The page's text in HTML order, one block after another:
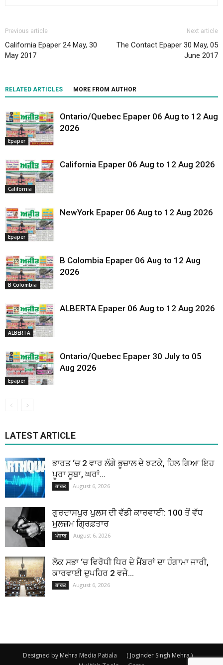
Previous article
California Epaper 24 May, 30
May 2017
Next article
The Contact Epaper 30 May, 05
June 2017
RELATED ARTICLES MORE FROM AUTHOR
Epaper
Ontario/Quebec Epaper 06 Aug to 12 Aug
2026
California
California Epaper 06 Aug to 12 Aug 2026
Epaper
NewYork Epaper 06 Aug to 12 Aug 2026
B Colombia
B Colombia Epaper 06 Aug to 12 Aug
2026
ALBERTA
ALBERTA Epaper 06 Aug to 12 Aug 2026
Epaper
Ontario/Quebec Epaper 30 July to 05
Aug 2026
LATEST ARTICLE
ਭਾਰਤ ‘ਚ 2 ਵਾਰ ਲੱਗੇ ਭੂਚਾਲ ਦੇ ਝਟਕੇ, ਹਿਲ ਗਿਆ ਇਹ
ਪੂਰਾ ਸੂਬਾ, ਘਰਾਂ...
ਭਾਰਤ August 6, 2026
ਗੁਰਦਾਸਪੁਰ ਪੁਲਸ ਦੀ ਵੱਡੀ ਕਾਰਵਾਈ: 100 ਤੋਂ ਵੱਧ
ਮੁਲਜ਼ਮ ਗ੍ਰਿਫ਼ਤਾਰ
ਪੰਜਾਬ August 6, 2026
ਲੋਕ ਸਭਾ ‘ਚ ਵਿਰੋਧੀ ਧਿਰ ਦੇ ਮੈਂਬਰਾਂ ਦਾ ਹੰਗਾਮਾ ਜਾਰੀ,
ਕਾਰਵਾਈ ਦੁਪਹਿਰ 2 ਵਜੇ...
ਭਾਰਤ August 6, 2026
Designed by Mehra Media Patiala
( Joginder Singh Mehra )